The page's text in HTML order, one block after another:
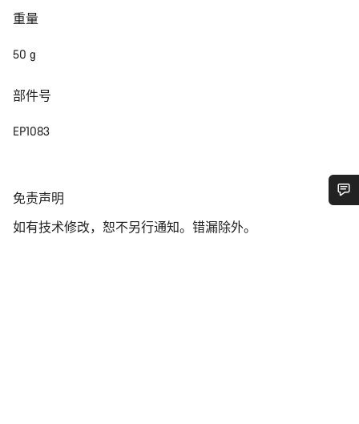
重量
50 g
部件号
EP1083
免
声
免责声明
如有技术修改，恕不另行通知。错漏除外。
您需要帮助吗？